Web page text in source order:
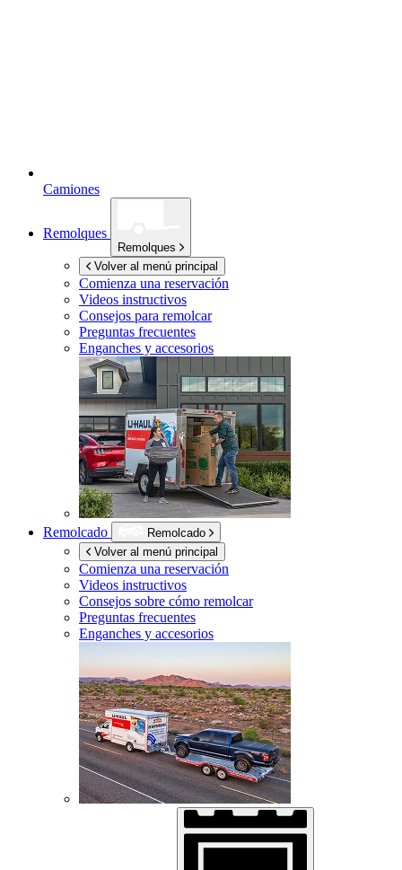
Camiones
Remolques
Remolques
Volver al menú principal
Comienza una reservación
Videos instructivos
Consejos para remolcar
Preguntas frecuentes
Enganches y accesorios
Remolcado
Remolcado
Volver al menú principal
Comienza una reservación
Videos instructivos
Consejos sobre cómo remolcar
Preguntas frecuentes
Enganches y accesorios